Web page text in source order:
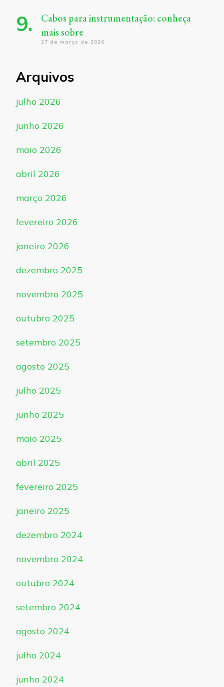
Cabos para instrumentação: conheça
mais sobre
27 de março de 2026
Arquivos
julho 2026
junho 2026
maio 2026
abril 2026
março 2026
fevereiro 2026
janeiro 2026
dezembro 2025
novembro 2025
outubro 2025
setembro 2025
agosto 2025
julho 2025
junho 2025
maio 2025
abril 2025
fevereiro 2025
janeiro 2025
dezembro 2024
novembro 2024
outubro 2024
setembro 2024
agosto 2024
julho 2024
junho 2024